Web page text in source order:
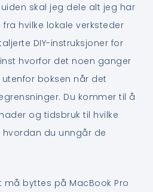
skal jeg dele alt jeg har
hvilke lokale verksteder
DIY-instruksjoner for
hvorfor det noen ganger
boksen når det
Du kommer til å
og tidsbruk til hvilke
du unngår de
byttes på MacBook Pro